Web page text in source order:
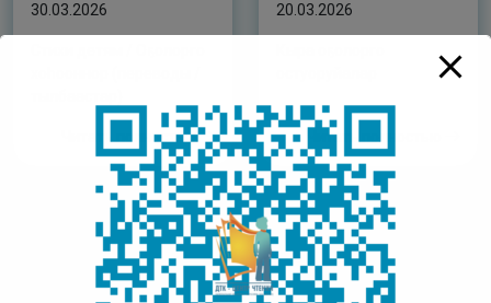
30.03.2026
Читать полностью
20.03.2026
Читать полностью